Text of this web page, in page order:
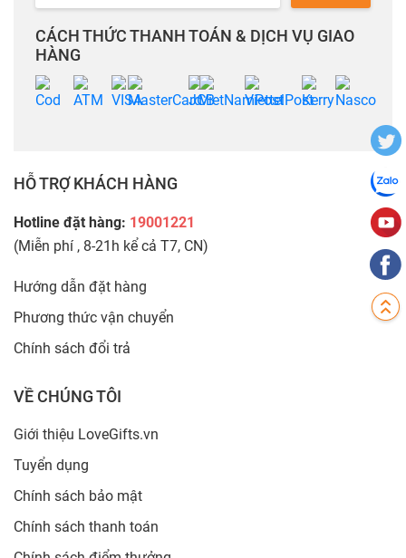
CÁCH THỨC THANH TOÁN & DỊCH VỤ GIAO
HÀNG
HỖ TRỢ KHÁCH HÀNG
Hotline đặt hàng: 19001221
(Miễn phí , 8-21h kể cả T7, CN)
Hướng dẫn đặt hàng
Phương thức vận chuyển
Chính sách đổi trả
VỀ CHÚNG TÔI
Giới thiệu LoveGifts.vn
Tuyển dụng
Chính sách bảo mật
Chính sách thanh toán